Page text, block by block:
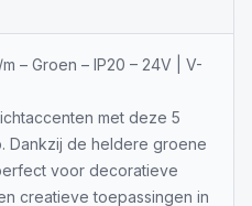
– Groen – IP20 – 24V | V-
met deze 5
Dankzij de heldere groene
voor decoratieve
creatieve toepassingen in